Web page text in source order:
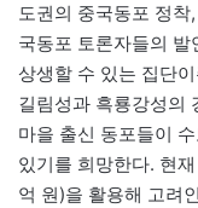
도권의 중국동포 정착
국동포 토론자들의
상생할 수 있는 집단
길림성과 흑룡강성의
마을 출신 동포들이
있기를 희망한다. 현
억 원)을 활용해 고려